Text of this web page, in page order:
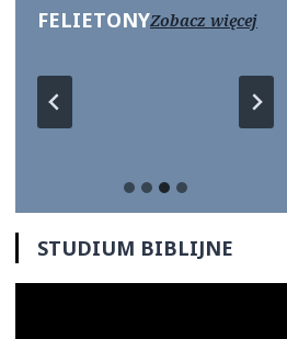
FELIETONYZobacz więcej
STUDIUM BIBLIJNE